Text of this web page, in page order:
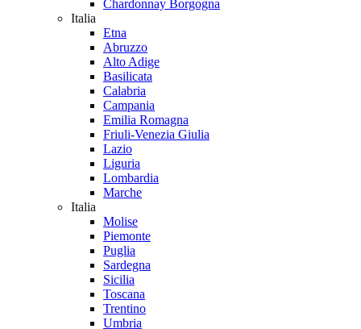
Chardonnay Borgogna
Italia
Etna
Abruzzo
Alto Adige
Basilicata
Calabria
Campania
Emilia Romagna
Friuli-Venezia Giulia
Lazio
Liguria
Lombardia
Marche
Italia
Molise
Piemonte
Puglia
Sardegna
Sicilia
Toscana
Trentino
Umbria